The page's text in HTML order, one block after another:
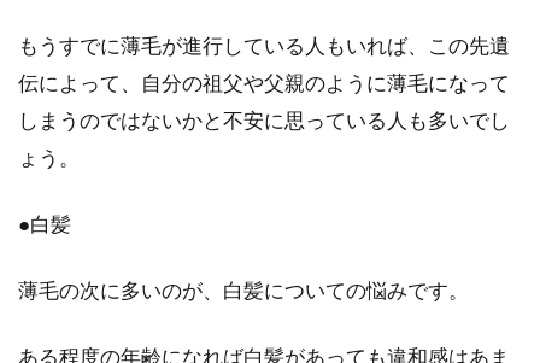
ア！大人に似合うスタイル
髪の毛は、カットやパーマ・カラーリングなど
ヘアカラー後のシャンプーで翌日の
もうすでに薄毛が進行している人もいれば、この先遺
伝によって、自分の祖父や父親のように薄毛になって
しまうのではないかと不安に思っている人も多いでし
ょう。
●白髪
薄毛の次に多いのが、白髪についての悩みです。
ある程度の年齢になれば白髪があっても違和感はあま